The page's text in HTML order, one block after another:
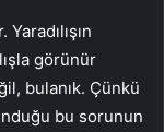
görünür
bulanık. Çünkü
bu sorunun